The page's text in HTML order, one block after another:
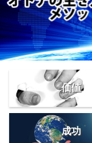
価値
成功